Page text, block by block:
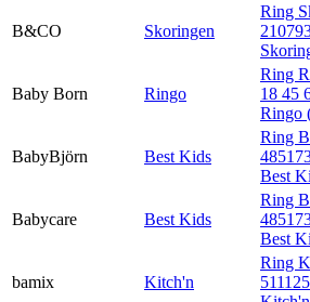
B&CO Skoringen
Ring
Baby Born Ringo
Ring
18 45
Ringo
BabyBjörn Best Kids
Ring
Best
Babycare Best Kids
Ring
Best
bamix Kitch'n
Ring